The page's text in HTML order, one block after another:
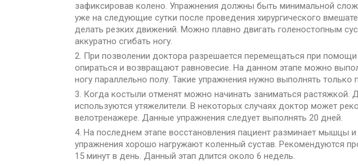
зафиксировав колено. Упражнения должны быть минимальной
уже на следующие сутки после проведения хирургического
делать резких движений. Можно плавно двигать голеностопным
аккуратно сгибать ногу.
При позволении доктора разрешается перемещаться при
опираться и возвращают равновесие. На данном этапе можно
ногу параллельно полу. Такие упражнения нужно выполнять
Когда костыли отменят можно начинать заниматься растяжкой.
используются утяжелители. В некоторых случаях доктор может
велотренажере. Данные упражнения следует выполнять 20 дней.
На последнем этапе восстановления пациент разминает мышцы
упражнения хорошо нагружают коленный сустав. Рекомендуются
15 минут в день. Данный этап длится около 6 недель.